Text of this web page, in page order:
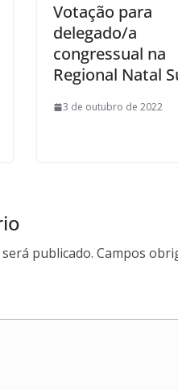
Votação para
delegado/a
congressual na
Regional Natal
3 de outubro de 2022
publicado. Campos